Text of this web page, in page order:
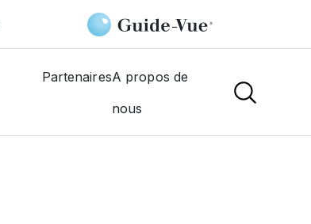
PartenairesA propos de
nous